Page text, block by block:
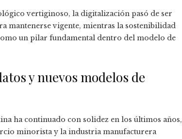
vertiginoso, la digitalización pasó de ser
mantenerse vigente, mientras la sostenibilidad
un pilar fundamental dentro del modelo de
y nuevos modelos de
ha continuado con solidez en los últimos años,
minorista y la industria manufacturera